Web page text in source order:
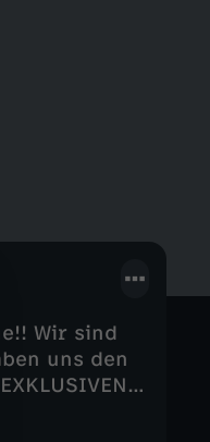
Wir sind
uns den
und Herr